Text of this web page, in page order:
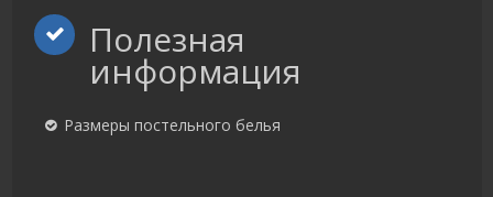
Полезная
информация
Размеры постельного белья